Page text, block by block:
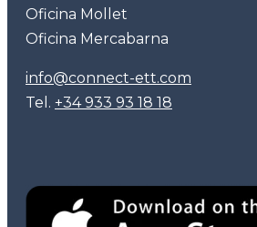
Oficina Mollet
Oficina Mercabarna
info@connect-ett.com
Tel. +34 933 93 18 18